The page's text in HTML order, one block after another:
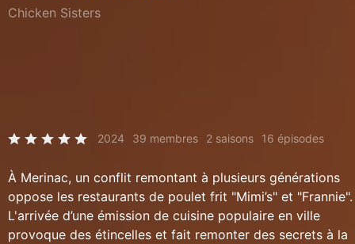
Chicken Sisters
2024 39 membres 2 saisons 16 épisodes
À Merinac, un conflit remontant à plusieurs générations
oppose les restaurants de poulet frit "Mimi’s" et "Frannie".
L'arrivée d’une émission de cuisine populaire en ville
provoque des étincelles et fait remonter des secrets à la